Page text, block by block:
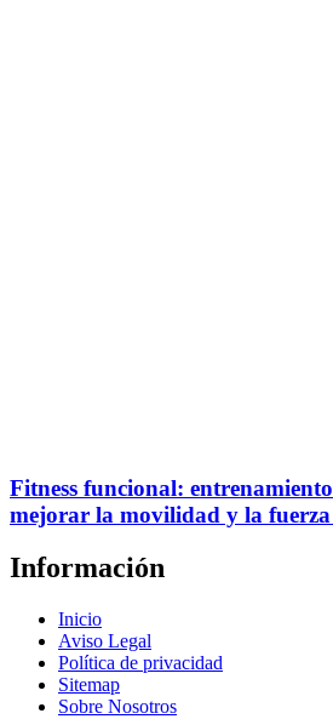
Fitness funcional:
mejorar la movilidad y la
Información
Inicio
Aviso Legal
Política de privacidad
Sitemap
Sobre Nosotros